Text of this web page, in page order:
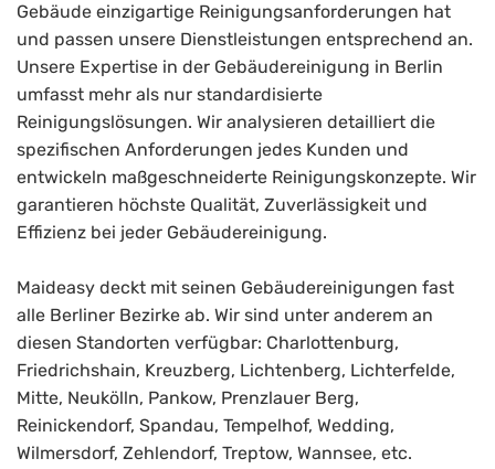
Gebäude einzigartige Reinigungsanforderungen hat
und passen unsere Dienstleistungen entsprechend an.
Unsere Expertise in der Gebäudereinigung in Berlin
umfasst mehr als nur standardisierte
Reinigungslösungen. Wir analysieren detailliert die
spezifischen Anforderungen jedes Kunden und
entwickeln maßgeschneiderte Reinigungskonzepte. Wir
garantieren höchste Qualität, Zuverlässigkeit und
Effizienz bei jeder Gebäudereinigung.
Maideasy deckt mit seinen Gebäudereinigungen fast
alle Berliner Bezirke ab. Wir sind unter anderem an
diesen Standorten verfügbar: Charlottenburg,
Friedrichshain, Kreuzberg, Lichtenberg, Lichterfelde,
Mitte, Neukölln, Pankow, Prenzlauer Berg,
Reinickendorf, Spandau, Tempelhof, Wedding,
Wilmersdorf, Zehlendorf, Treptow, Wannsee, etc.